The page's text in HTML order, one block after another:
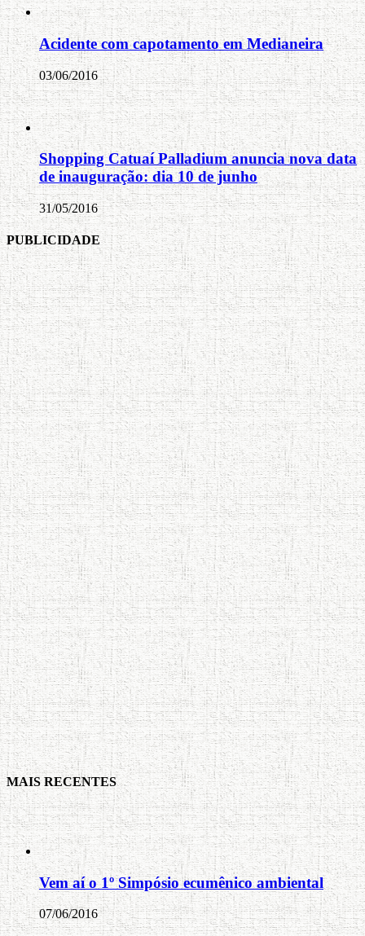
Acidente com capotamento em Medianeira
03/06/2016
Shopping Catuaí Palladium anuncia nova data
de inauguração: dia 10 de junho
31/05/2016
PUBLICIDADE
MAIS RECENTES
Vem aí o 1º Simpósio ecumênico ambiental
07/06/2016